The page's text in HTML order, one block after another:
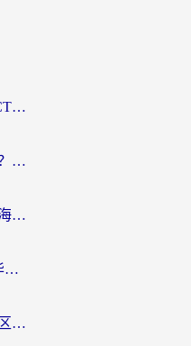
海外党亲测：在海外如何看CCTV？告别“仅限大陆播放”的实用指南
央视影音在海外可以看吗知乎？留学生亲测：3步解决地域限制+追剧自由
在国外怎么看咪咕视频软件？海外党亲测有效的回国加速方案
12123在国外能登录吗？海外华人必看的回国加速实用指南
海外党追剧必备：手机解除地区限制app怎么选？解决央视视频&国内剧地区限制全指南